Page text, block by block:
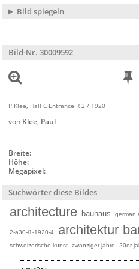
Bild spiegeln
Bild-Nr. 30009592
P.Klee, Hall C Entrance R 2 / 1920
von Klee, Paul
Breite:
Höhe:
Megapixel:
Suchwörter diese Bildes
architecture bauhaus german
2-a30-i1-1920-4 architektur
schweizerische kunst zwanziger jahre 20er